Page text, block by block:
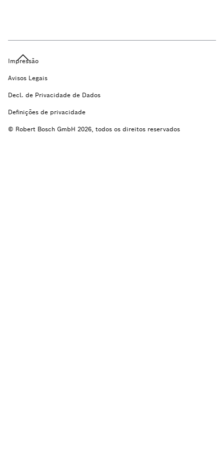
Impressão
Avisos Legais
Decl. de Privacidade de Dados
Definições de privacidade
© Robert Bosch GmbH 2026, todos os direitos reservados